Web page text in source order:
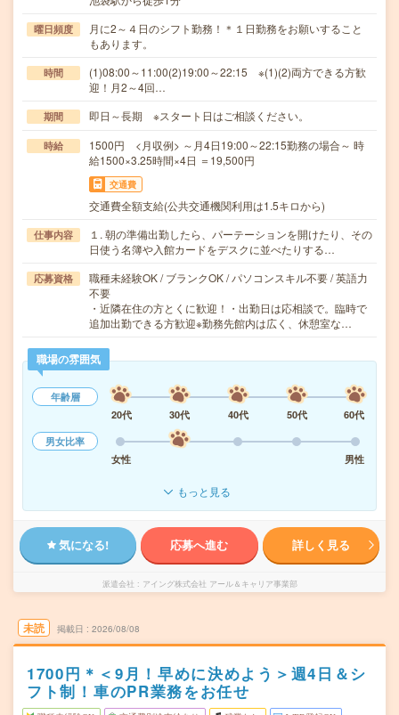
曜日頻度
月に2～４日のシフト勤務！＊１日勤務をお願いすること
もあります。
時間
(1)08:00～11:00(2)19:00～22:15 ※(1)(2)両方できる方歓
迎！月2～4回…
期間 即日～長期 ※スタート日はご相談ください。
時給
1500円 <月収例> ～月4日19:00～22:15勤務の場合～ 時
給1500×3.25時間×4日 ＝19,500円
交通費
交通費全額支給(公共交通機関利用は1.5キロから)
仕事内容
１. 朝の準備出勤したら、パーテーションを開けたり、その
日使う名簿や入館カードをデスクに並べたりする…
応募資格
職種未経験OK / ブランクOK / パソコンスキル不要 / 英語力
不要
・近隣在住の方とくに歓迎！・出勤日は応相談で。臨時で
追加出勤できる方歓迎※勤務先館内は広く、休憩室な…
職場の雰囲気
年齢層
20代
30代 40代 50代
60代
男女比率
女性
男性
もっと見る
気になる! 応募へ進む 詳しく見る
派遣会社 アイング株式会社 アール＆キャリア事業部
未読 掲載日 2026/08/08
1700円＊＜9月！早めに決めよう＞週4日＆シ
フト制！車のPR業務をお任せ